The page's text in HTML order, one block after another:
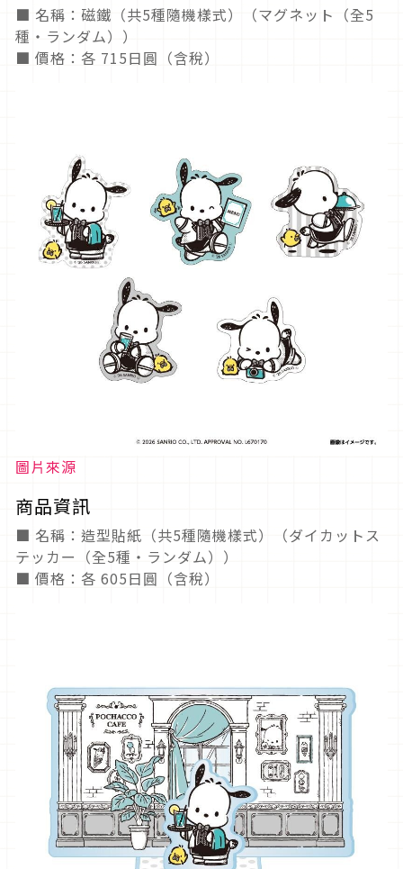
■ 名稱：磁鐵（共5種隨機樣式）（マグネット（全5
種・ランダム））
■ 價格：各 715日圓（含稅）
圖片來源
商品資訊
■ 名稱：造型貼紙（共5種隨機樣式）（ダイカットス
テッカー（全5種・ランダム））
■ 價格：各 605日圓（含稅）